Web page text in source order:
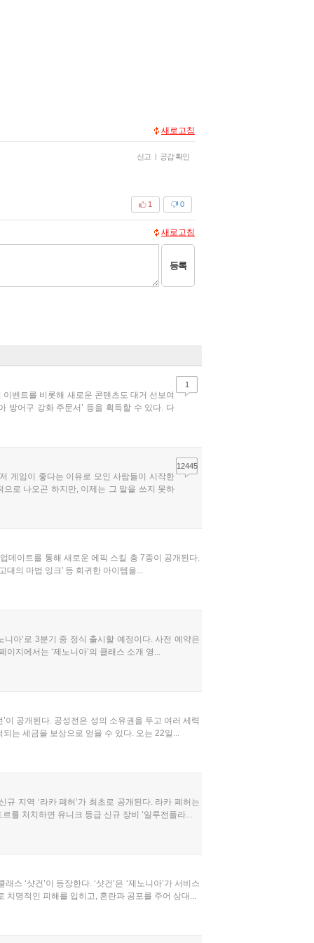
새로고침
신고 | 공감 확인
0
1
새로고침
등록
벤트를 비롯해 새로운 콘텐츠도 대거 선보여
방어구 강화 주문서’ 등을 획득할 수 있다. 다
1
게임이 좋다는 이유로 모인 사람들이 시작한
로 나오곤 하지만, 이제는 그 말을 쓰지 못하
12445
데이트를 통해 새로운 에픽 스킬 총 7종이 공개된다.
의 마법 잉크' 등 희귀한 아이템을...
아’로 3분기 중 정식 출시할 예정이다. 사전 예약은
지에서는 ‘제노니아’의 클래스 소개 영...
이 공개된다. 공성전은 성의 소유권을 두고 여러 세력
는 세금을 보상으로 얻을 수 있다. 오는 22일...
지역 ‘라카 폐허’가 최초로 공개된다. 라카 폐허는
를 처치하면 유니크 등급 신규 장비 ‘일루전플라...
‘샷건’이 등장한다. ‘샷건’은 ‘제노니아’가 서비스
명적인 피해를 입히고, 혼란과 공포를 주어 상대...